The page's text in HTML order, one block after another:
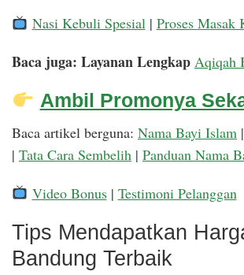
Nasi Kebuli Spesial| Proses Masak
Baca juga: Layanan Lengkap Aqiqah
Ambil Promonya
Baca artikel berguna: Nama Bayi Islam |
| Tata Cara Sembelih | Panduan Nama
Video Bonus| Testimoni Pelanggan
Tips Mendapatkan
Bandung Terbaik